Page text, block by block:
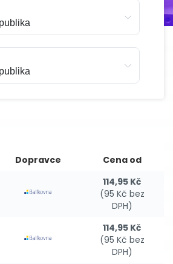
Dopravce Cena od
114,95 Kč
(95 Kč bez
DPH)
114,95 Kč
(95 Kč bez
DPH)